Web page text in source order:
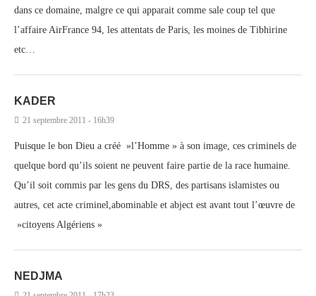
dans ce domaine, malgre ce qui apparait comme sale coup tel que
l’affaire AirFrance 94, les attentats de Paris, les moines de Tibhirine
etc…
KADER
21 septembre 2011 - 16h39
Puisque le bon Dieu a créé »l’Homme » à son image, ces criminels de
quelque bord qu’ils soient ne peuvent faire partie de la race humaine.
Qu’il soit commis par les gens du DRS, des partisans islamistes ou
autres, cet acte criminel,abominable et abject est avant tout l’œuvre de
»citoyens Algériens »
NEDJMA